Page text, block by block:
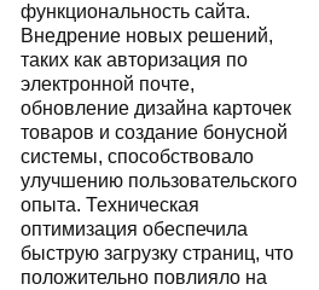
функциональность сайта.
Внедрение новых решений,
таких как авторизация по
электронной почте,
обновление дизайна карточек
товаров и создание бонусной
системы, способствовало
улучшению пользовательского
опыта. Техническая
оптимизация обеспечила
быструю загрузку страниц, что
положительно повлияло на